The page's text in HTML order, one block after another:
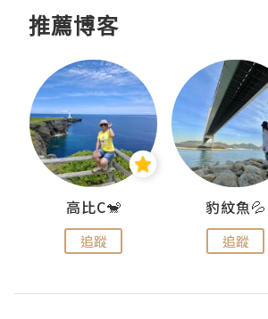
推薦博客
高比C🐒
追蹤
豹紋魚💦
追蹤